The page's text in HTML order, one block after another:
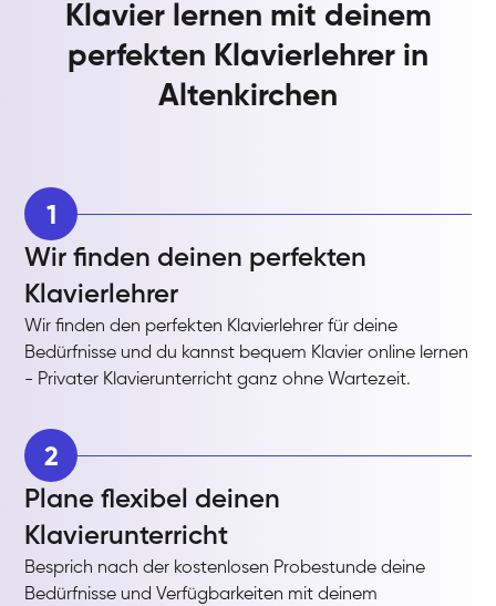
Klavier lernen mit deinem
perfekten Klavierlehrer in
Altenkirchen
1
Wir finden deinen perfekten
Klavierlehrer
Wir finden den perfekten Klavierlehrer für deine
Bedürfnisse und du kannst bequem Klavier online lernen
- Privater Klavierunterricht ganz ohne Wartezeit.
2
Plane flexibel deinen
Klavierunterricht
Besprich nach der kostenlosen Probestunde deine
Bedürfnisse und Verfügbarkeiten mit deinem